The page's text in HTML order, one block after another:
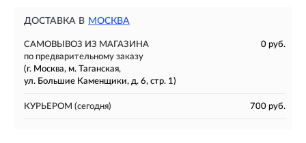
ДОСТАВКА В МОСКВА
САМОВЫВОЗ ИЗ МАГАЗИНА
0 руб.
по предварительному заказу
(г. Москва, м. Таганская,
ул. Большие Каменщики, д. 6, стр. 1)
КУРЬЕРОМ (сегодня) 700 руб.